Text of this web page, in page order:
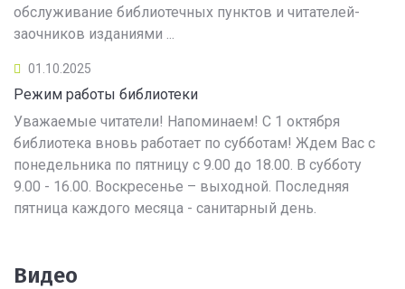
обслуживание библиотечных пунктов и читателей-
заочников изданиями ...
01.10.2025
Режим работы библиотеки
Уважаемые читатели! Напоминаем! С 1 октября
библиотека вновь работает по субботам! Ждем Вас с
понедельника по пятницу с 9.00 до 18.00. В субботу
9.00 - 16.00. Воскресенье – выходной. Последняя
пятница каждого месяца - санитарный день.
Видео